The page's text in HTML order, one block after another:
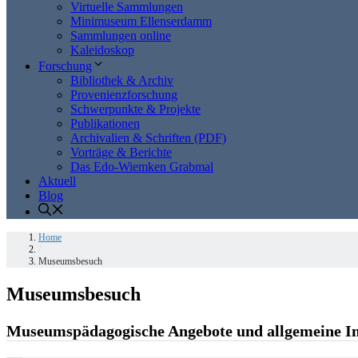
Virtuelle Sammlungen
Minimuseum Ellenserdamm
Sammlungen online
Kaleidoskop
Forschung
Bibliothek & Archiv
Provenienzforschung
Schwerpunkte & Projekte
Publikationen
Archivalien & Schriften (PDF)
Vorträge & Berichte
Das Edo-Wiemken Grabmal
Aktuell
Blog
Home
Museumsbesuch
Museumsbesuch
Museumspädagogische Angebote und allgemeine